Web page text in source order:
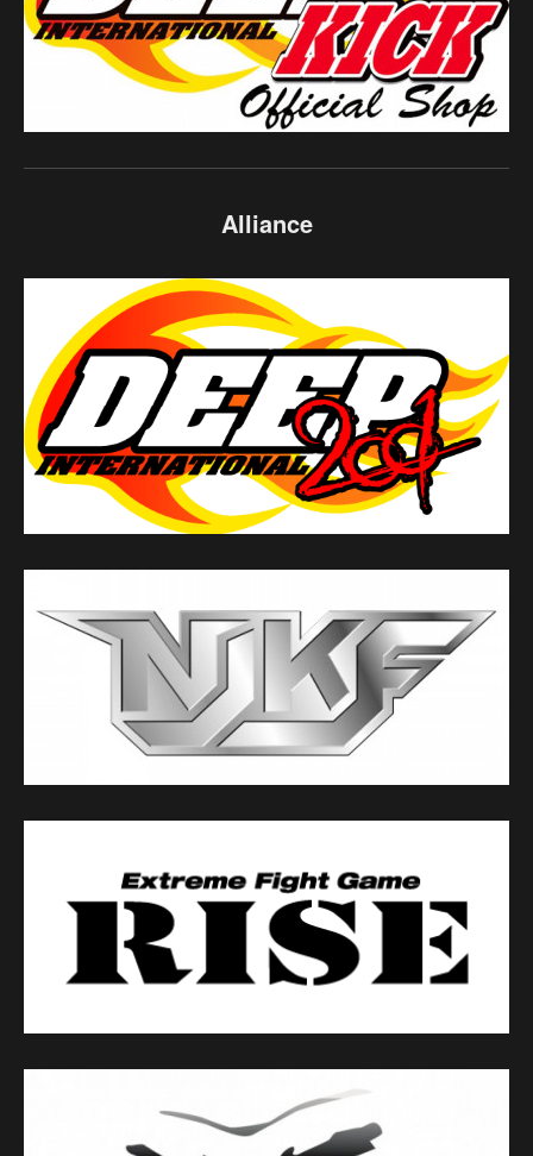
Alliance